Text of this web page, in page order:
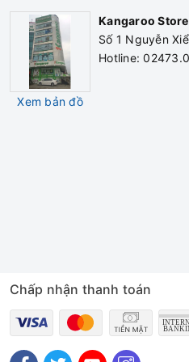
Bảo hành
Xem bản đồ
Kangaroo
Số 1 Nguyễn
Hotline:
Chấp nhận thanh toán